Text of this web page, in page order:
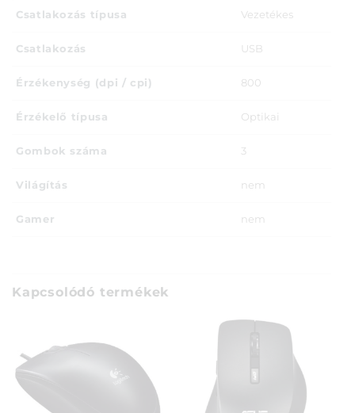
Csatlakozás típusa Vezetékes
Csatlakozás USB
Érzékenység (dpi / cpi) 800
Érzékelő típusa Optikai
Gombok száma 3
Világítás nem
Gamer nem
Kapcsolódó termékek